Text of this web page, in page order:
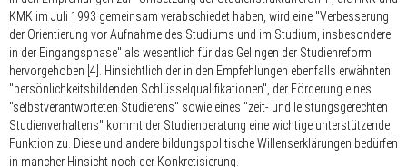
KMK im Juli 1993 gemeinsam verabschiedet haben, wird eine "Verbesserung
der Orientierung vor Aufnahme des Studiums und im Studium, insbesondere
in der Eingangsphase" als wesentlich für das Gelingen der Studienreform
hervorgehoben [4]. Hinsichtlich der in den Empfehlungen ebenfalls erwähnten
"persönlichkeitsbildenden Schlüsselqualifikationen", der Förderung eines
"selbstverantworteten Studierens" sowie eines "zeit- und leistungsgerechten
Studienverhaltens" kommt der Studienberatung eine wichtige unterstützende
Funktion zu. Diese und andere bildungspolitische Willenserklärungen bedürfen
in mancher Hinsicht noch der Konkretisierung.